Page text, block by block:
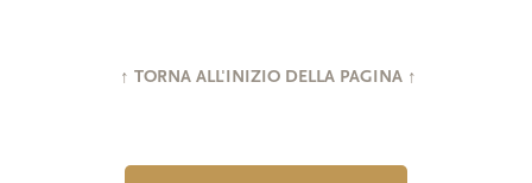
↑ TORNA ALL'INIZIO DELLA PAGINA ↑